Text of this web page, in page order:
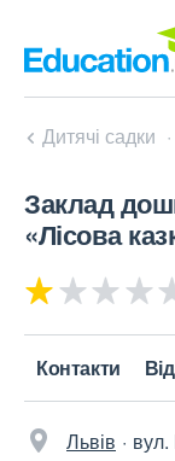
Дитячі садки
Заклад
«Лісова
Контакти
Львів
вул.